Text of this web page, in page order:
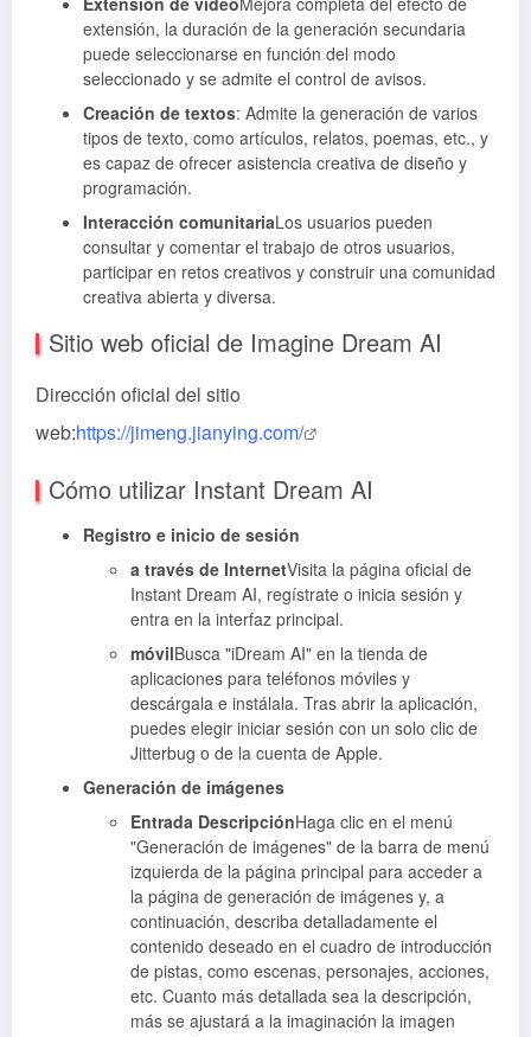
extensión, la duración de la generación secundaria
puede seleccionarse en función del modo
seleccionado y se admite el control de avisos.
Creación de textos: Admite la generación de varios
tipos de texto, como artículos, relatos, poemas, etc., y
es capaz de ofrecer asistencia creativa de diseño y
programación.
Interacción comunitariaLos usuarios pueden
consultar y comentar el trabajo de otros usuarios,
participar en retos creativos y construir una comunidad
creativa abierta y diversa.
Sitio web oficial de Imagine Dream AI
Dirección oficial del sitio
web:https://jimeng.jianying.com/
Cómo utilizar Instant Dream AI
Registro e inicio de sesión
a través de InternetVisita la página oficial de
Instant Dream AI, regístrate o inicia sesión y
entra en la interfaz principal.
móvilBusca "iDream AI" en la tienda de
aplicaciones para teléfonos móviles y
descárgala e instálala. Tras abrir la aplicación,
puedes elegir iniciar sesión con un solo clic de
Jitterbug o de la cuenta de Apple.
Generación de imágenes
Entrada DescripciónHaga clic en el menú
"Generación de imágenes" de la barra de menú
izquierda de la página principal para acceder a
la página de generación de imágenes y, a
continuación, describa detalladamente el
contenido deseado en el cuadro de introducción
de pistas, como escenas, personajes, acciones,
etc. Cuanto más detallada sea la descripción,
más se ajustará a la imaginación la imagen